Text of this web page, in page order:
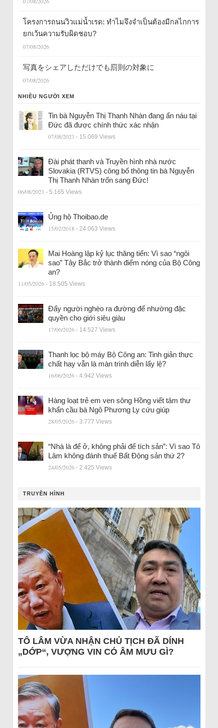
โครงการถนนวิวแม่น้ำเรด: ทำไมจึงจำเป็นต้องมีกลไกการ
ยกเว้นความรับผิดชอบ?
07/08/2026
写真をシェアしただけでも罰則の対象に
07/08/2026
NHIỀU NGƯỜI XEM
Tin bà Nguyễn Thị Thanh Nhàn đang ẩn náu tại
Đức đã được chính thức xác nhận
07/08/2023 - 15.069 Views
Đài phát thanh và Truyền hình nhà nước
Slovakia (RTVS) công bố thông tin bà Nguyễn
Thị Thanh Nhàn trốn sang Đức!
06/08/2023 - 5.165 Views
Ủng hộ Thoibao.de
15/02/2018 - 24.063 Views
Mai Hoàng lập kỷ lục thăng tiến: Vì sao “ngôi
sao” Tây Bắc trở thành điểm nóng của Bộ Công
an?
11/05/2026 - 18.505 Views
Đẩy người nghèo ra đường để nhường đặc
quyền cho giới siêu giàu
17/06/2026 - 14.527 Views
Thanh lọc bộ máy Bộ Công an: Tinh giản thực
chất hay vẫn là màn trình diễn lấy lệ?
16/06/2026 - 4.942 Views
Hàng loạt trẻ em ven sông Hồng viết tâm thư
khẩn cầu bà Ngô Phương Ly cứu giúp
28/05/2026 - 3.777 Views
“Nhà là để ở, không phải để tích sản”: Vì sao Tô
Lâm không đánh thuế Bất Động sản thứ 2?
24/05/2026 - 2.425 Views
TRUYỀN HÌNH
TÔ LÂM VỪA NHẬN CHỦ TỊCH ĐÃ DÍNH
„DỚP“, VƯỢNG VIN CÓ ÂM MƯU GÌ?